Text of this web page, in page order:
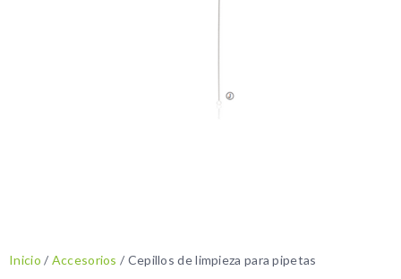
Inicio / Accesorios / Cepillos de limpieza para pipetas